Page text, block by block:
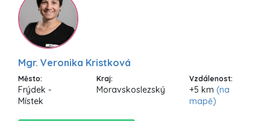
Mgr. Veronika Kristková
Město:
Frýdek -
Místek
Kraj:
Moravskoslezský
Vzdálenost:
+5 km(na
mapě)